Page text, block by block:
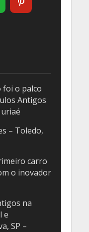
foi o palco
Antigos
– Toledo,
carro
o inovador
na
e
SP –